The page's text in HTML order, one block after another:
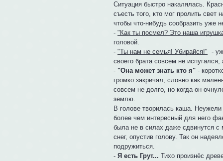
Ситуация быстро накалялась.
съесть того, кто мог пролить
чтобы что-нибудь сообразить уже
-"Как ты посмел? Это наша
головой.
-"Ты нам не семья! Убирайся!" -
своего брата совсем не
-"Она может знать кто я" -
громко закричал, словно как
совсем не долго, но когда он
землю.
В голове творилась каша.
более чем интересный для него
была не в силах даже сдвинутся с
снег, опустив голову. Так он
подружиться.
-Я есть Грут... Тихо произнёс